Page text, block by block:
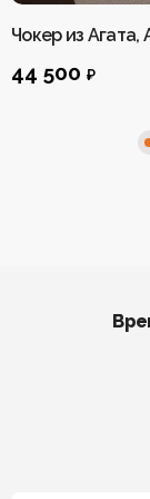
44 500 ₽